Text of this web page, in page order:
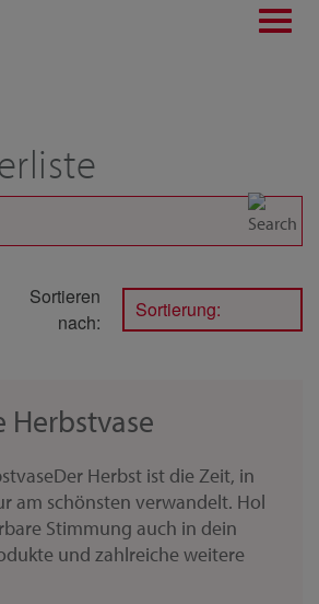
Sortieren
nach:
Sortierung:
Herbstvase
Herbst ist die Zeit, in
am schönsten verwandelt. Hol
Stimmung auch in dein
und zahlreiche weitere